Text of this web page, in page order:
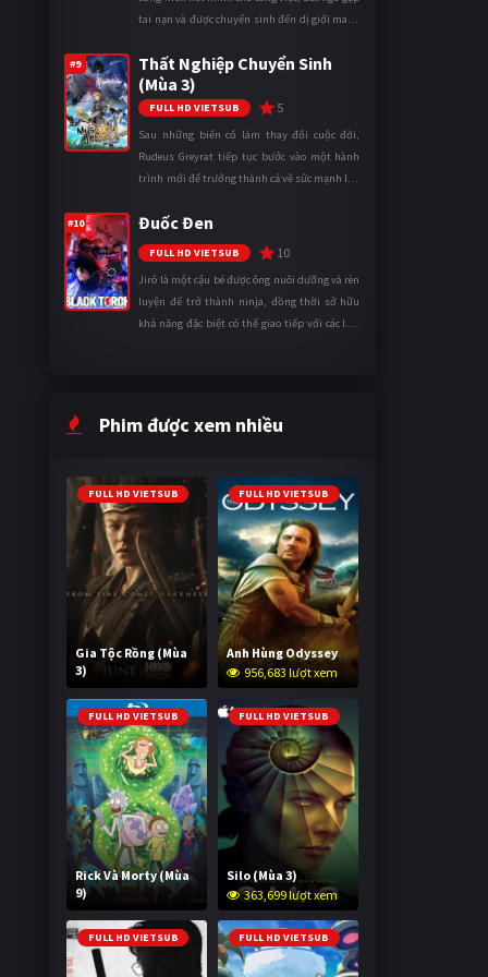
tai nạn và được chuyển sinh đến dị giới mang
thành một mạo hiểm gi ...
#9
Thất Nghiệp Chuyển Sinh
(Mùa 3)
FULL HD VIETSUB 5
Sau những biến cố làm thay đổi cuộc đời,
Rudeus Greyrat tiếp tục bước vào một hành
trình mới để trưởng thành cả về sức mạnh lẫn
ngày càng khắc nghiệt, anh ...
#10 Đuốc Đen
FULL HD VIETSUB 10
Jirô là một cậu bé được ông nuôi dưỡng và rèn
luyện để trở thành ninja, đồng thời sở hữu
khả năng đặc biệt có thể giao tiếp với các loài
Phim được xem nhiều
FULL HD VIETSUB
Gia Tộc Rồng (Mùa
3)
2,022,547 lượt xem
FULL HD VIETSUB
Anh Hùng Odyssey
956,683 lượt xem
FULL HD VIETSUB
Rick Và Morty (Mùa
9)
2,997,035 lượt xem
FULL HD VIETSUB
Silo (Mùa 3)
363,699 lượt xem
FULL HD VIETSUB FULL HD VIETSUB